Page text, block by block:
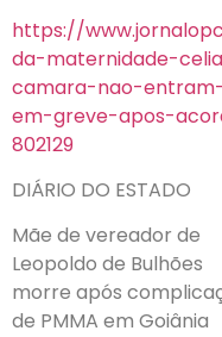
https://
da-maternidade-
camara-nao-entram-
em-greve-apos-
802129
DIÁRIO DO ESTADO
Mãe de vereador de
Leopoldo de Bulhões
morre após
de PMMA em Goiânia